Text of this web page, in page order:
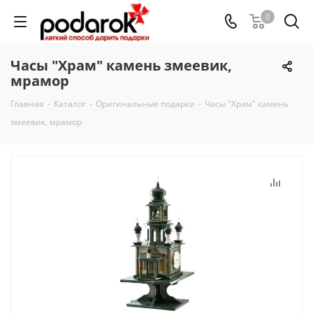
0
Часы "Храм" камень змеевик,
мрамор
Главная - Каталог - Оригинальные подарки - Часы "Храм" камень
змеевик, мрамор